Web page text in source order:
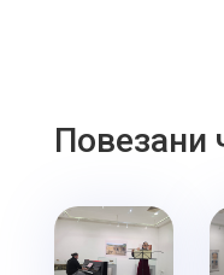
Повезани